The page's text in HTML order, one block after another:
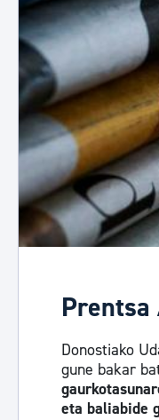
Prentsa
Donostiako
gune bakar
eta baliabide